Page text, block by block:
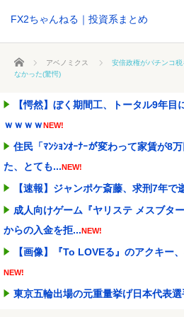
FX2ちゃんねる｜投資系まとめ
ホーム アベノミクス
安倍政権がパチンコ
なかった(驚愕)
【愕然】ぼく期間工、トータル9年目
ｗｗｗｗNEW!
住民「ﾏﾝｼｮﾝｵｰﾅｰが変わって家賃が8
た、とても...NEW!
【速報】ジャンポケ斎藤、求刑7年で
成人向けゲーム『ヤリステ メスブタ
からの入金を拒...NEW!
【画像】『To LOVEる』のアクキー
NEW!
東京五輪出場の元重量挙げ日本代表